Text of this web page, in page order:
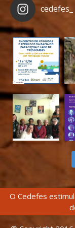
cedefes_
O Cedefes